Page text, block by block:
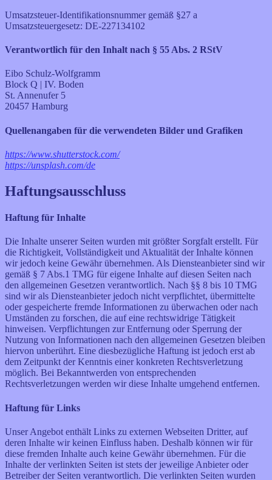
Umsatzsteuer-Identifikationsnummer gemäß §27 a
Umsatzsteuergesetz: DE-227134102
Verantwortlich für den Inhalt nach § 55 Abs. 2 RStV
Eibo Schulz-Wolfgramm
Block Q | IV. Boden
St. Annenufer 5
20457 Hamburg
Quellenangaben für die verwendeten Bilder und Grafiken
https://www.shutterstock.com/
https://unsplash.com/de
Haftungsausschluss
Haftung für Inhalte
Die Inhalte unserer Seiten wurden mit größter Sorgfalt erstellt. Für
die Richtigkeit, Vollständigkeit und Aktualität der Inhalte können
wir jedoch keine Gewähr übernehmen. Als Diensteanbieter sind wir
gemäß § 7 Abs.1 TMG für eigene Inhalte auf diesen Seiten nach
den allgemeinen Gesetzen verantwortlich. Nach §§ 8 bis 10 TMG
sind wir als Diensteanbieter jedoch nicht verpflichtet, übermittelte
oder gespeicherte fremde Informationen zu überwachen oder nach
Umständen zu forschen, die auf eine rechtswidrige Tätigkeit
hinweisen. Verpflichtungen zur Entfernung oder Sperrung der
Nutzung von Informationen nach den allgemeinen Gesetzen bleiben
hiervon unberührt. Eine diesbezügliche Haftung ist jedoch erst ab
dem Zeitpunkt der Kenntnis einer konkreten Rechtsverletzung
möglich. Bei Bekanntwerden von entsprechenden
Rechtsverletzungen werden wir diese Inhalte umgehend entfernen.
Haftung für Links
Unser Angebot enthält Links zu externen Webseiten Dritter, auf
deren Inhalte wir keinen Einfluss haben. Deshalb können wir für
diese fremden Inhalte auch keine Gewähr übernehmen. Für die
Inhalte der verlinkten Seiten ist stets der jeweilige Anbieter oder
Betreiber der Seiten verantwortlich. Die verlinkten Seiten wurden